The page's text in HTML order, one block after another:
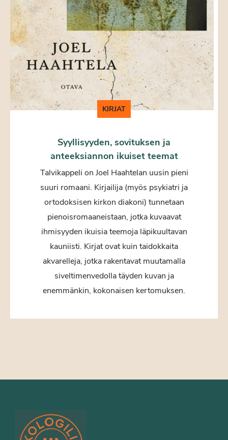
KIRJAT
Syyllisyyden, sovituksen ja
anteeksiannon ikuiset teemat
Talvikappeli on Joel Haahtelan uusin pieni
suuri romaani. Kirjailija (myös psykiatri ja
ortodoksisen kirkon diakoni) tunnetaan
pienoisromaaneistaan, jotka kuvaavat
ihmisyyden ikuisia teemoja läpikuultavan
kauniisti. Kirjat ovat kuin taidokkaita
akvarelleja, jotka rakentavat muutamalla
siveltimenvedolla täyden kuvan ja
enemmänkin, kokonaisen kertomuksen.